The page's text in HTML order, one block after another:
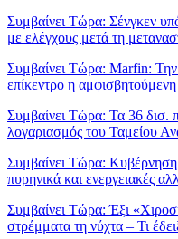
Συμβαίνει Τώρα: Σένγκεν
με ελέγχους μετά τη
Συμβαίνει Τώρα: Marfin: Την
επίκεντρο η
Συμβαίνει Τώρα: Τα 36 δισ.
λογαριασμός του Ταμείου
Συμβαίνει Τώρα:
πυρηνικά και ενεργειακές
Συμβαίνει Τώρα: Έξι
στρέμματα τη νύχτα – Τι